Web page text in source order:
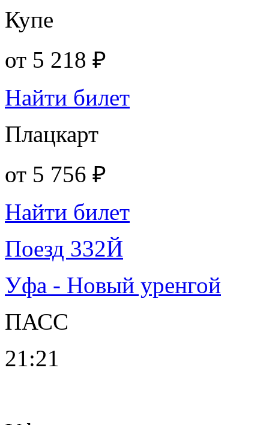
Купе
от 5 218 ₽
Найти билет
Плацкарт
от 5 756 ₽
Найти билет
Поезд 332Й
Уфа - Новый уренгой
ПАСС
21:21